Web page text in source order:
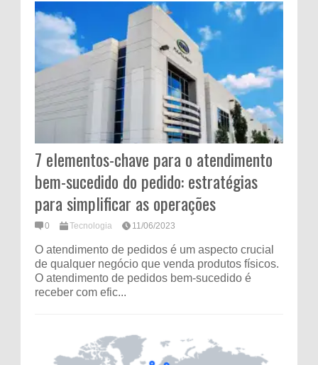
7 elementos-chave para o atendimento
bem-sucedido do pedido: estratégias
para simplificar as operações
0 Tecnologia 11/06/2023
O atendimento de pedidos é um aspecto crucial
de qualquer negócio que venda produtos físicos.
O atendimento de pedidos bem-sucedido é
receber com efic...